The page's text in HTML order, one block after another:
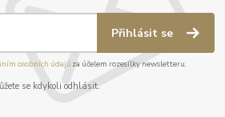
Přihlásit se
osobních údajůza účelem rozesílky newsletteru.
se kdykoli odhlásit.